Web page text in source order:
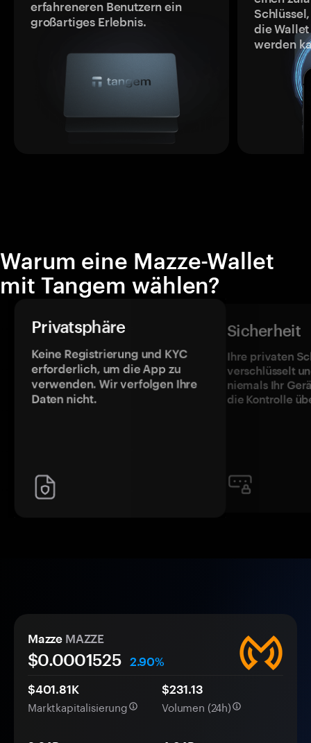
erfahreneren Benutzern ein
großartiges Erlebnis.
die
werden
Warum eine Mazze-Wallet
mit Tangem wählen?
Privatsphäre
Keine Registrierung und KYC
erforderlich, um die App zu
verwenden. Wir verfolgen Ihre
Daten nicht.
Sicherheit
Ihre privaten
verschlüsselt
niemals Ihr
die Kontrolle
Mazze MAZZE
$0.0001525
2.90%
$401.81K
Marktkapitalisierung
$231.13
Volumen (24h)